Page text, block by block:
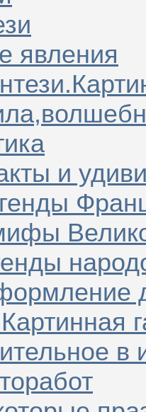
явления
и
в